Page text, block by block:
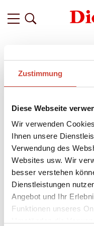
Zustimmung
Diese Webseite
Wir verwenden
Ihnen unsere
Verwendung des
Websites usw. Wir
besser verstehen
Dienstleistungen
Angebot und Ihr
Funktionen unseres
Related
vor 10 Jahren
Schwimmbad
Auch bei uns gibt es
Vielleicht war es im
Deutschunterricht oder
Vielleicht war es auch
besten Freundin oder
ersten bewussten